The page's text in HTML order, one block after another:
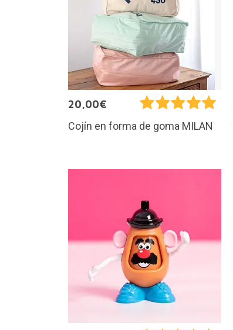
20,00€
Cojín en forma de goma MILAN